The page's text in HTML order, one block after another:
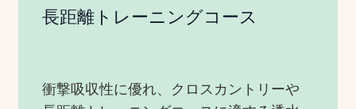
長距離トレーニングコース
衝撃吸収性に優れ、クロスカントリーや